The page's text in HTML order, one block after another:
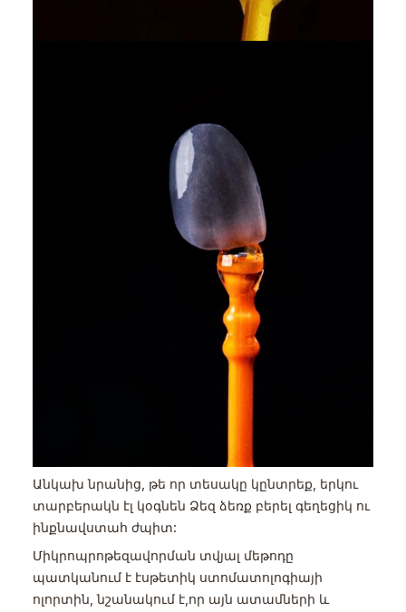
Անկախ նրանից, թե որ տեսակը կընտրեք, երկու
տարբերակն էլ կօգնեն Ձեզ ձեռք բերել գեղեցիկ ու
ինքնավստահ ժպիտ:
Միկրոպրոթեզավորման տվյալ մեթոդը
պատկանում է էսթետիկ ստոմատոլոգիայի
ոլորտին, նշանակում է,որ այն ատամների և